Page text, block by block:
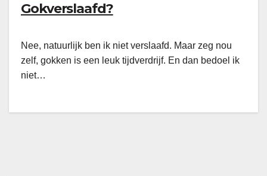
Gokverslaafd?
Nee, natuurlijk ben ik niet verslaafd. Maar zeg nou
zelf, gokken is een leuk tijdverdrijf. En dan bedoel ik
niet…